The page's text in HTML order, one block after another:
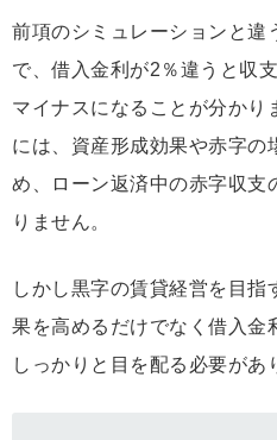
前項のシミュレーションと違
で、 借入金利が2％違うと収
マイナスになることが分かり
には、資産形成効果や赤字の
め、ローン返済中の赤字収支
りません。
しかし黒字の賃貸経営を目指
果を高めるだけでなく借入金
しっかりと目を配る必要があ